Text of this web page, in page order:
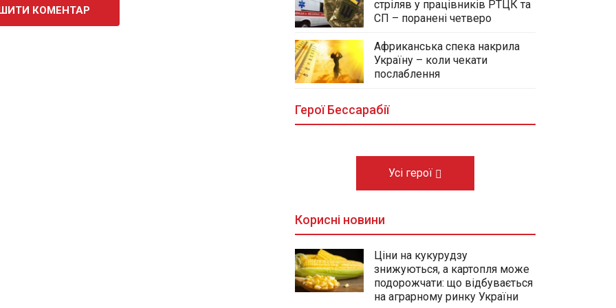
КОМЕНТАР
стріляв у працівників РТЦК та
СП – поранені четверо
Африканська спека накрила
Україну – коли чекати
послаблення
Герої Бессарабії
У центральному сквері Болграда
облаштовують Алею Слави
полеглих Героїв громади
03.08.2026
Усі герої
Корисні новини
Ціни на кукурудзу
знижуються, а картопля може
подорожчати: що відбувається
на аграрному ринку України